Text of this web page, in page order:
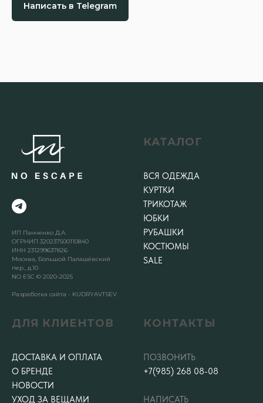
Написать в Telegram
ИП Панченко Д.А.
ОГРНИП 320237500110840
ИНН 231299637826
Москва, Большой Палашёвский
пер., д.10
NO ESC © 2020-2025
Разработка сайта - KUDRYAVTSEV
КАТАЛОГ
ВСЯ ОДЕЖДА
КУРТКИ
ТРИКОТАЖ
ЮБКИ
РУБАШКИ
КОСТЮМЫ
SALE
ДЛЯ КЛИЕНТОВ
ДОСТАВКА И ОПЛАТА
О БРЕНДЕ
НОВОСТИ
УХОД ЗА ВЕЩАМИ
КОНТАКТЫ
ПОЗВОНИТЬ
+7(985) 268 08-08
НАПИСАТЬ